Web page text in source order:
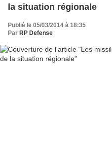
la situation régionale
Publié le 05/03/2014 à 18:35
Par RP Defense